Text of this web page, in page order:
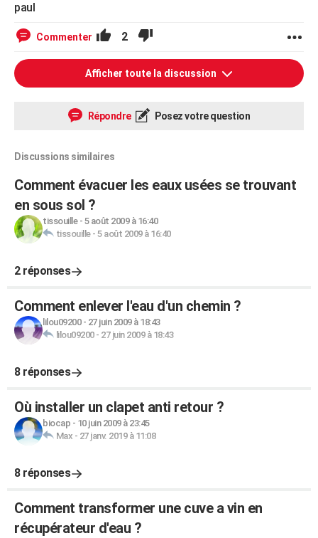
paul
Commenter 2
Afficher toute la discussion
Répondre Posez votre question
Discussions similaires
Comment évacuer les eaux usées se trouvant
en sous sol ?
tissouille- 5 août 2009 à 16:40
tissouille- 5 août 2009 à 16:40
2 réponses
Comment enlever l'eau d'un chemin ?
lilou09200- 27 juin 2009 à 18:43
lilou09200- 27 juin 2009 à 18:43
8 réponses
Où installer un clapet anti retour ?
biocap - 10 juin 2009 à 23:45
Max - 27 janv. 2019 à 11:08
8 réponses
Comment transformer une cuve a vin en
récupérateur d'eau ?